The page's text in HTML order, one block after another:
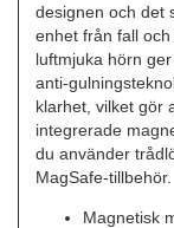
designen och det
enhet från fall
luftmjuka hörn
anti-
klarhet, vilket gör
integrerade
du använder
MagSafe-tillbehör.
Magnetisk